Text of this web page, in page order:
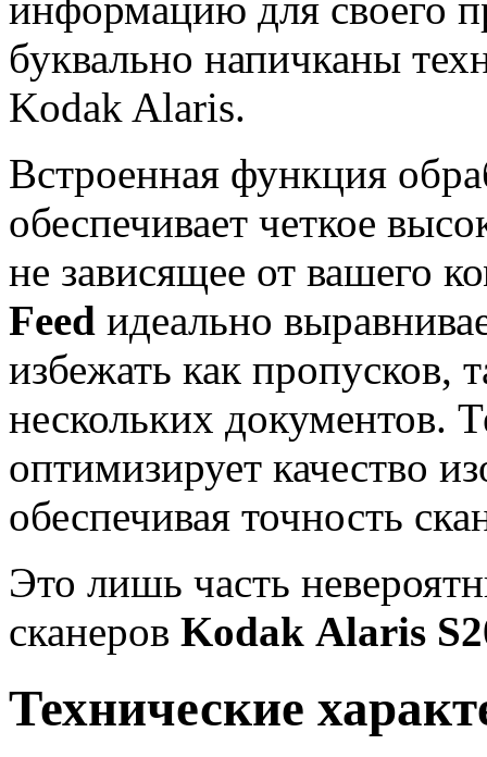
буквально напичканы
Kodak Alaris.
Встроенная функция
обеспечивает четкое
не зависящее от вашего
Feed идеально
избежать как пропусков,
нескольких документов.
оптимизирует качество
обеспечивая точность
Это лишь часть
сканеров Kodak Alaris
Технические